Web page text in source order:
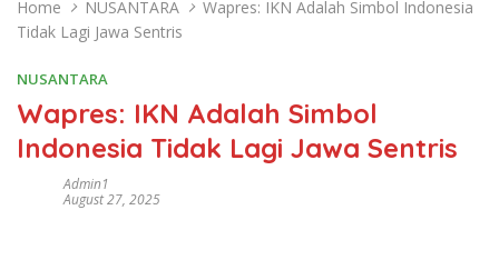
Home NUSANTARA
Wapres: IKN Adalah Simbol Indonesia
Tidak Lagi Jawa Sentris
NUSANTARA
Wapres: IKN Adalah Simbol
Indonesia Tidak Lagi Jawa Sentris
Admin1
August 27, 2025